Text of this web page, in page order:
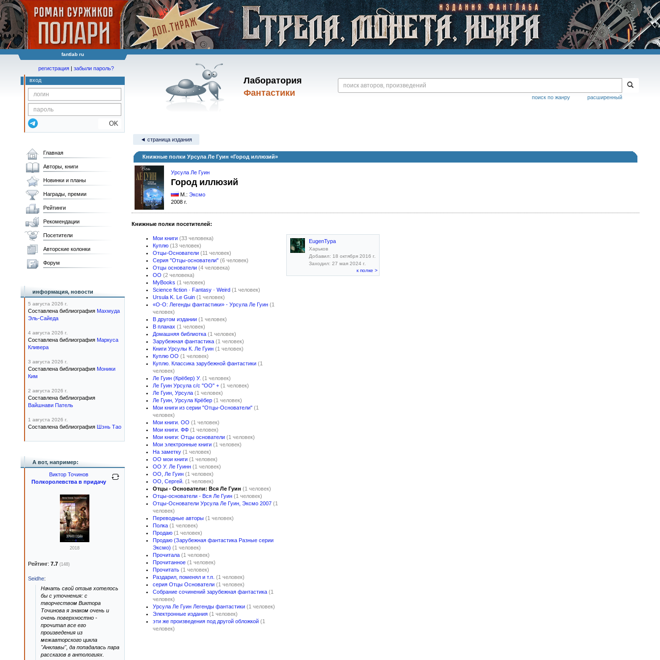
fantlab ru
Лаборатория
Фантастики
расширенный
поиск по жанру
регистрация | забыли пароль?
вход
OK
◄ страница издания
Книжные полки Урсула Ле Гуин «Город иллюзий»
Урсула Ле Гуин
Город иллюзий
М.: Эксмо
2008 г.
Книжные полки посетителей:
Мои книги (33 человека)
Куплю (13 человек)
Отцы-Основатели (11 человек)
Серия "Отцы-основатели" (6 человек)
Отцы основатели (4 человека)
ОО (2 человека)
MyBooks (1 человек)
Science fiction · Fantasy · Weird (1 человек)
Ursula K. Le Guin (1 человек)
«О-О: Легенды фантастики» - Урсула Ле Гуин (1
человек)
В другом издании (1 человек)
В планах (1 человек)
Домашняя библиотка (1 человек)
Зарубежная фантастика (1 человек)
Книги Урсулы К. Ле Гуин (1 человек)
Куплю ОО (1 человек)
Куплю. Классика зарубежной фантастики (1
человек)
Ле Гуин (Крёбер) У. (1 человек)
Ле Гуин Урсула с/с "ОО" + (1 человек)
Ле Гуин, Урсула (1 человек)
Ле Гуин, Урсула Крёбер (1 человек)
Мои книги из серии "Отцы-Основатели" (1
человек)
Мои книги. ОО (1 человек)
Мои книги. ФФ (1 человек)
Мои книги: Отцы основатели (1 человек)
Мои электронные книги (1 человек)
На заметку (1 человек)
ОО мои книги (1 человек)
ОО У. Ле Гуинн (1 человек)
ОО, Ле Гуин (1 человек)
ОО, Сергей. (1 человек)
Отцы - Основатели: Вся Ле Гуин (1 человек)
Отцы-основатели - Вся Ле Гуин (1 человек)
Отцы-Основатели Урсула Ле Гуин, Эксмо 2007 (1
человек)
Переводные авторы (1 человек)
Полка (1 человек)
Продаю (1 человек)
Продаю (Зарубежная фантастика Разные серии
Эксмо) (1 человек)
Прочитала (1 человек)
Прочитанное (1 человек)
Прочитать (1 человек)
Раздарил, поменял и т.п. (1 человек)
серия Отцы Основатели (1 человек)
Собрание сочинений зарубежная фантастика (1
человек)
Урсула Ле Гуин Легенды фантастики (1 человек)
Электронные издания (1 человек)
эти же произведения под другой обложкой (1
человек)
EugenTypa
Харьков
Добавил: 18 октября 2016 г.
Заходил: 27 мая 2024 г.
к полке >
Главная
Авторы, книги
Новинки и планы
Награды, премии
Рейтинги
Рекомендации
Посетители
Авторские колонки
Форум
информация, новости
5 августа 2026 г.
Составлена библиография Махмуда
Эль-Сайеда
4 августа 2026 г.
Составлена библиография Маркуса
Кливера
3 августа 2026 г.
Составлена библиография Моники
Ким
2 августа 2026 г.
Составлена библиография
Вайшнави Патель
1 августа 2026 г.
Составлена библиография Шэнь Тао
А вот, например:
Виктор Точинов
Полкоролевства в придачу
2018
Рейтинг: 7.7 (148)
Seidhe:
Начать свой отзыв хотелось
бы с уточнения: с
творчеством Виктора
Точинова я знаком очень и
очень поверхностно -
прочитал все его
произведения из
межавторского цикла
"Анклавы", да попадалась пара
рассказов в антологиях.